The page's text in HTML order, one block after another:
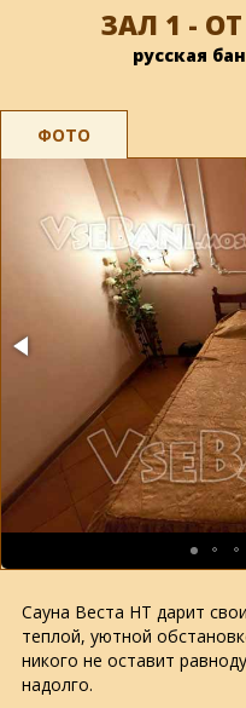
ЗАЛ 1 -
русская
ФОТО
Сауна Веста НТ дарит
теплой, уютной
никого не оставит
надолго.